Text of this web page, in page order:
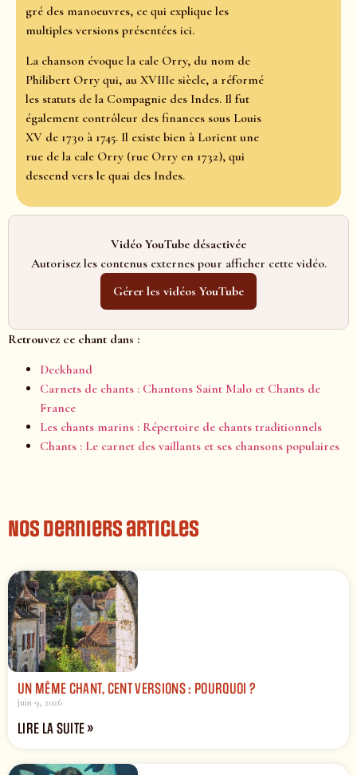
gré des manoeuvres, ce qui explique les
multiples versions présentées ici.
La chanson évoque la cale Orry, du nom de
Philibert Orry qui, au XVIIIe siècle, a réformé
les statuts de la Compagnie des Indes. Il fut
également contrôleur des finances sous Louis
XV de 1730 à 1745. Il existe bien à Lorient une
rue de la cale Orry (rue Orry en 1732), qui
descend vers le quai des Indes.
Vidéo YouTube désactivée
Autorisez les contenus externes pour afficher cette vidéo.
Gérer les vidéos YouTube
Retrouvez ce chant dans :
Deckhand
Carnets de chants : Chantons Saint Malo et Chants de
France
Les chants marins : Répertoire de chants traditionnels
Chants : Le carnet des vaillants et ses chansons populaires
Nos derniers articles
UN MÊME CHANT, CENT VERSIONS : POURQUOI ?
juin 9, 2026
LIRE LA SUITE »